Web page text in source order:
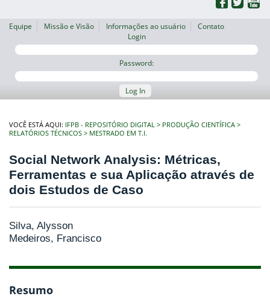
Equipe Missão e Visão Informações ao usuário
Contato
Login
Password:
Log In
VOCÊ ESTÁ AQUI: IFPB - REPOSITÓRIO DIGITAL
PRODUÇÃO CIENTÍFICA
RELATÓRIOS TÉCNICOS
MESTRADO EM T.I.
Social Network Analysis: Métricas,
Ferramentas e sua Aplicação através de
dois Estudos de Caso
Silva, Alysson
Medeiros, Francisco
Resumo